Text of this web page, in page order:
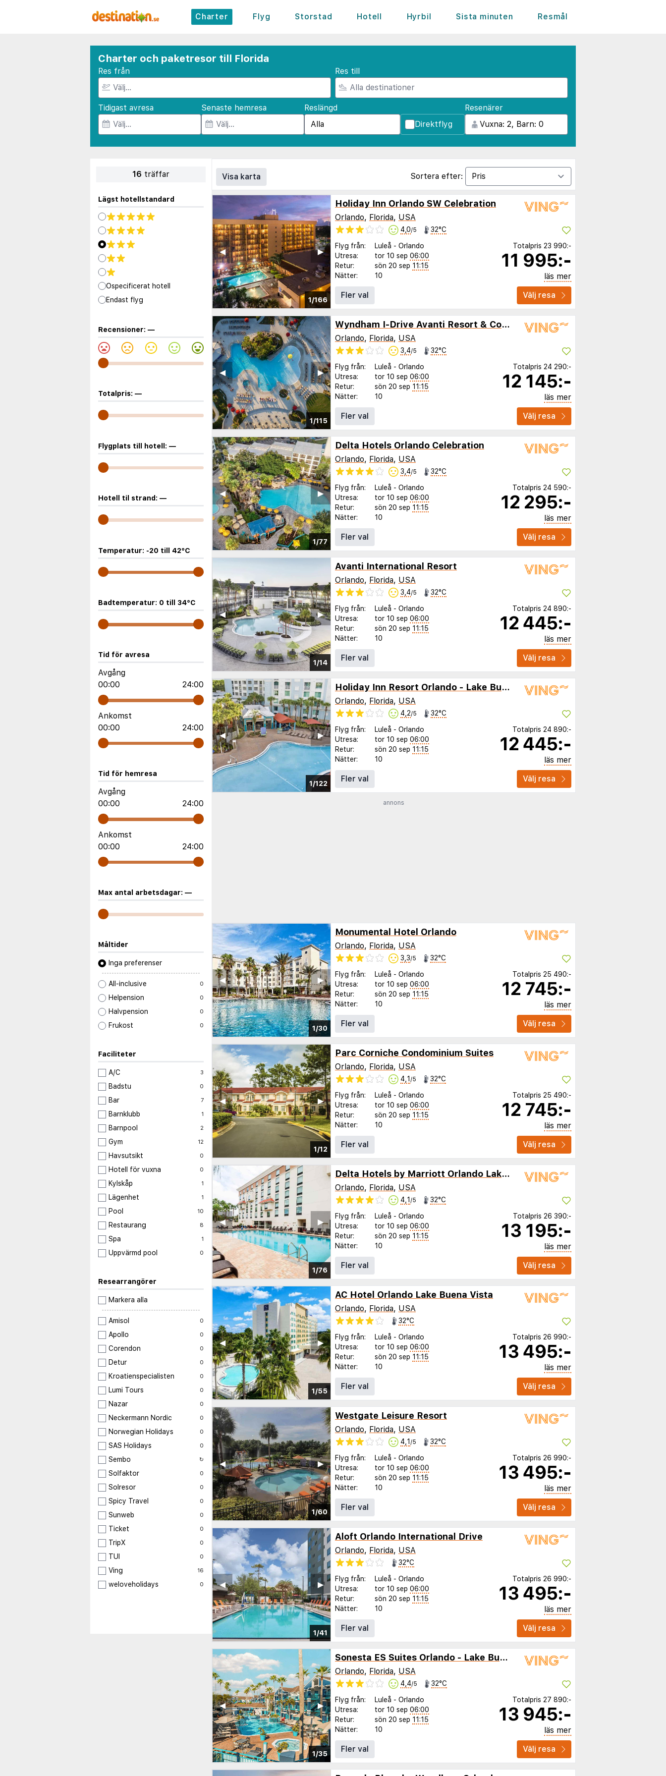
Charter Flyg Storstad Hotell Hyrbil Sista minuten Resmål
Charter och paketresor till Florida
Res från Res till
Tidigast avresa Senaste hemresa
Reslängd
Direktflyg
Resenärer
16 träffar
Lägst hotellstandard
Ospecificerat hotell
Endast flyg
Recensioner: —
Totalpris: —
Flygplats till hotell: —
Hotell til strand: —
Temperatur: -20 till 42°C
Badtemperatur: 0 till 34°C
Tid för avresa
Avgång
00:00
24:00
Ankomst
00:00
24:00
Tid för hemresa
Avgång
00:00
24:00
Ankomst
00:00
24:00
Max antal arbetsdagar: —
Måltider
Inga preferenser
All-inclusive 0
Helpension 0
Halvpension 0
Frukost 0
Faciliteter
A/C 3
Badstu 0
Bar 7
Barnklubb 1
Barnpool 2
Gym 12
Havsutsikt 0
Hotell för vuxna 0
Kylskåp 1
Lägenhet 1
Pool 10
Restaurang 8
Spa 1
Uppvärmd pool 0
Researrangörer
Markera alla
Amisol 0
Apollo 0
Corendon 0
Detur 0
Kroatienspecialisten 0
Lumi Tours 0
Nazar 0
Neckermann Nordic 0
Norwegian Holidays 0
SAS Holidays 0
Sembo ↻
Solfaktor 0
Solresor 0
Spicy Travel 0
Sunweb 0
Ticket 0
TripX 0
TUI 0
Ving 16
weloveholidays 0
Visa karta Sortera efter:
1/166
▶︎
◀︎
Holiday Inn Orlando SW Celebration
Orlando, Florida, USA
4,0/5 32°C
Flyg från: Luleå - Orlando
Utresa:
tor 10 sep 06:00
Retur:
sön 20 sep 11:15
Nätter:
10
Totalpris 23 990:-
11 995:-
läs mer
Fler val
Välj resa
1/115
▶︎
◀︎
Wyndham I-Drive Avanti Resort & Conference Center
Orlando, Florida, USA
3,4/5 32°C
Flyg från: Luleå - Orlando
Utresa:
tor 10 sep 06:00
Retur:
sön 20 sep 11:15
Nätter:
10
Totalpris 24 290:-
12 145:-
läs mer
Fler val
Välj resa
1/77
▶︎
◀︎
Delta Hotels Orlando Celebration
Orlando, Florida, USA
3,4/5 32°C
Flyg från: Luleå - Orlando
Utresa:
tor 10 sep 06:00
Retur:
sön 20 sep 11:15
Nätter:
10
Totalpris 24 590:-
12 295:-
läs mer
Fler val
Välj resa
1/14
▶︎
◀︎
Avanti International Resort
Orlando, Florida, USA
3,4/5 32°C
Flyg från: Luleå - Orlando
Utresa:
tor 10 sep 06:00
Retur:
sön 20 sep 11:15
Nätter:
10
Totalpris 24 890:-
12 445:-
läs mer
Fler val
Välj resa
1/122
▶︎
◀︎
Holiday Inn Resort Orlando - Lake Buena Vista by I
Orlando, Florida, USA
4,2/5 32°C
Flyg från: Luleå - Orlando
Utresa:
tor 10 sep 06:00
Retur:
sön 20 sep 11:15
Nätter:
10
Totalpris 24 890:-
12 445:-
läs mer
Fler val
Välj resa
annons
1/30
▶︎
◀︎
Monumental Hotel Orlando
Orlando, Florida, USA
3,3/5 32°C
Flyg från: Luleå - Orlando
Utresa:
tor 10 sep 06:00
Retur:
sön 20 sep 11:15
Nätter:
10
Totalpris 25 490:-
12 745:-
läs mer
Fler val
Välj resa
1/12
▶︎
◀︎
Parc Corniche Condominium Suites
Orlando, Florida, USA
4,1 /5 32°C
Flyg från: Luleå - Orlando
Utresa:
tor 10 sep 06:00
Retur:
sön 20 sep 11:15
Nätter:
10
Totalpris 25 490:-
12 745:-
läs mer
Fler val
Välj resa
1/76
▶︎
◀︎
Delta Hotels by Marriott Orlando Lake Buena Vista
Orlando, Florida, USA
4,1 /5 32°C
Flyg från: Luleå - Orlando
Utresa:
tor 10 sep 06:00
Retur:
sön 20 sep 11:15
Nätter:
10
Totalpris 26 390:-
13 195:-
läs mer
Fler val
Välj resa
1/55
▶︎
◀︎
AC Hotel Orlando Lake Buena Vista
Orlando, Florida, USA
32°C
Flyg från: Luleå - Orlando
Utresa:
tor 10 sep 06:00
Retur:
sön 20 sep 11:15
Nätter:
10
Totalpris 26 990:-
13 495:-
läs mer
Fler val
Välj resa
1/60
▶︎
◀︎
Westgate Leisure Resort
Orlando, Florida, USA
4,1 /5 32°C
Flyg från: Luleå - Orlando
Utresa:
tor 10 sep 06:00
Retur:
sön 20 sep 11:15
Nätter:
10
Totalpris 26 990:-
13 495:-
läs mer
Fler val
Välj resa
1/41
▶︎
◀︎
Aloft Orlando International Drive
Orlando, Florida, USA
32°C
Flyg från: Luleå - Orlando
Utresa:
tor 10 sep 06:00
Retur:
sön 20 sep 11:15
Nätter:
10
Totalpris 26 990:-
13 495:-
läs mer
Fler val
Välj resa
1/35
▶︎
◀︎
Sonesta ES Suites Orlando - Lake Buena Vista
Orlando, Florida, USA
4,4/5 32°C
Flyg från: Luleå - Orlando
Utresa:
tor 10 sep 06:00
Retur:
sön 20 sep 11:15
Nätter:
10
Totalpris 27 890:-
13 945:-
läs mer
Fler val
Välj resa